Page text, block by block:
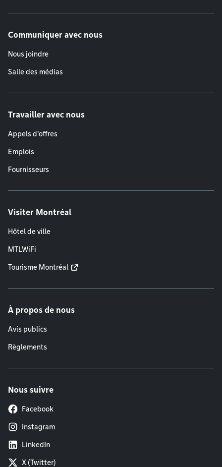
Communiquer avec nous
Nous joindre
Salle des médias
Travailler avec nous
Appels d'offres
Emplois
Fournisseurs
Visiter Montréal
Hôtel de ville
MTLWiFi
Tourisme Montréal
À propos de nous
Avis publics
Règlements
Nous suivre
Facebook
Instagram
LinkedIn
X (Twitter)